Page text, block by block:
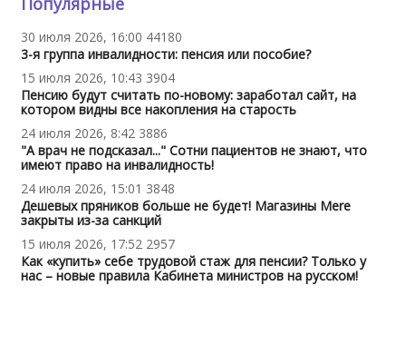
30 июля 2026, 16:00 44180
3-я группа инвалидности: пенсия или пособие?
15 июля 2026, 10:43 3904
Пенсию будут считать по-новому: заработал сайт, на
котором видны все накопления на старость
24 июля 2026, 8:42 3886
"А врач не подсказал..." Сотни пациентов не знают, что
имеют право на инвалидность!
24 июля 2026, 15:01 3848
Дешевых пряников больше не будет! Магазины Mere
закрыты из-за санкций
15 июля 2026, 17:52 2957
Как «купить» себе трудовой стаж для пенсии? Только у
нас – новые правила Кабинета министров на русском!